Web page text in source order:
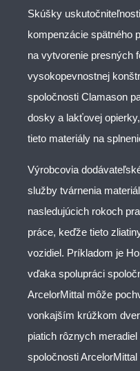
Skúšky
kompenzácie spätného
na vytvorenie presných
vysokopevnostnej
spoločnosti Clamason
dosky a lakťovej
tieto materiály na
Výrobcovia
služby tvárnenia
nasledujúcich rokoch
práce, keďže tieto
vozidiel. Príkladom je
vďaka spolupráci
ArcelorMittal môže
vonkajším krúžkom
piatich rôznych
spoločnosti